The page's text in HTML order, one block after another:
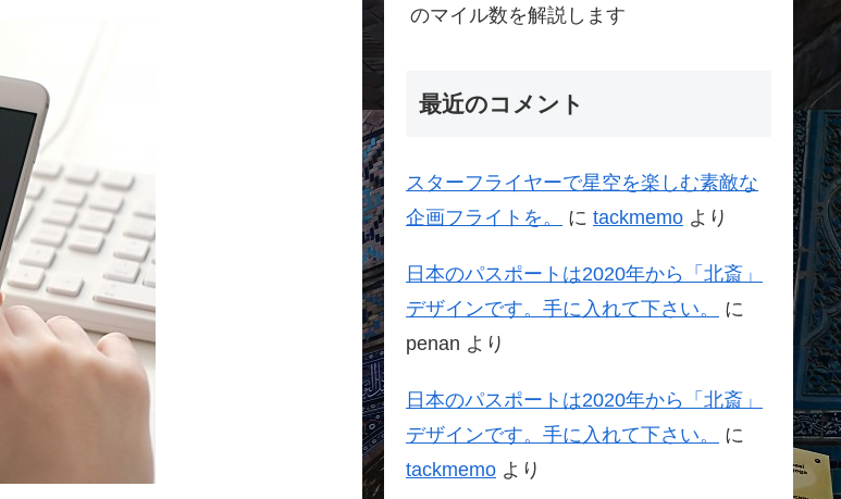
のマイル数を解説します
最近のコメント
スターフライヤーで星空を楽しむ素敵な
企画フライトを。
に tackmemo より
日本のパスポートは2020年から「北斎」
デザインです。手に入れて下さい。
に
penan より
日本のパスポートは2020年から「北斎」
デザインです。手に入れて下さい。
に
tackmemo より